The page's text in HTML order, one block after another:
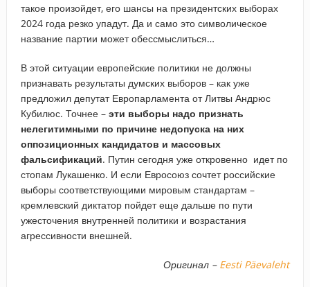
такое произойдет, его шансы на президентских выборах
2024 года резко упадут. Да и само это символическое
название партии может обессмыслиться…
В этой ситуации европейские политики не должны
признавать результаты думских выборов – как уже
предложил депутат Европарламента от Литвы Андрюс
Кубилюс. Точнее – эти выборы надо признать
нелегитимными по причине недопуска на них
оппозиционных кандидатов и массовых
фальсификаций. Путин сегодня уже откровенно идет по
стопам Лукашенко. И если Евросоюз сочтет российские
выборы соответствующими мировым стандартам –
кремлевский диктатор пойдет еще дальше по пути
ужесточения внутренней политики и возрастания
агрессивности внешней.
Оригинал – Eesti Päevaleht